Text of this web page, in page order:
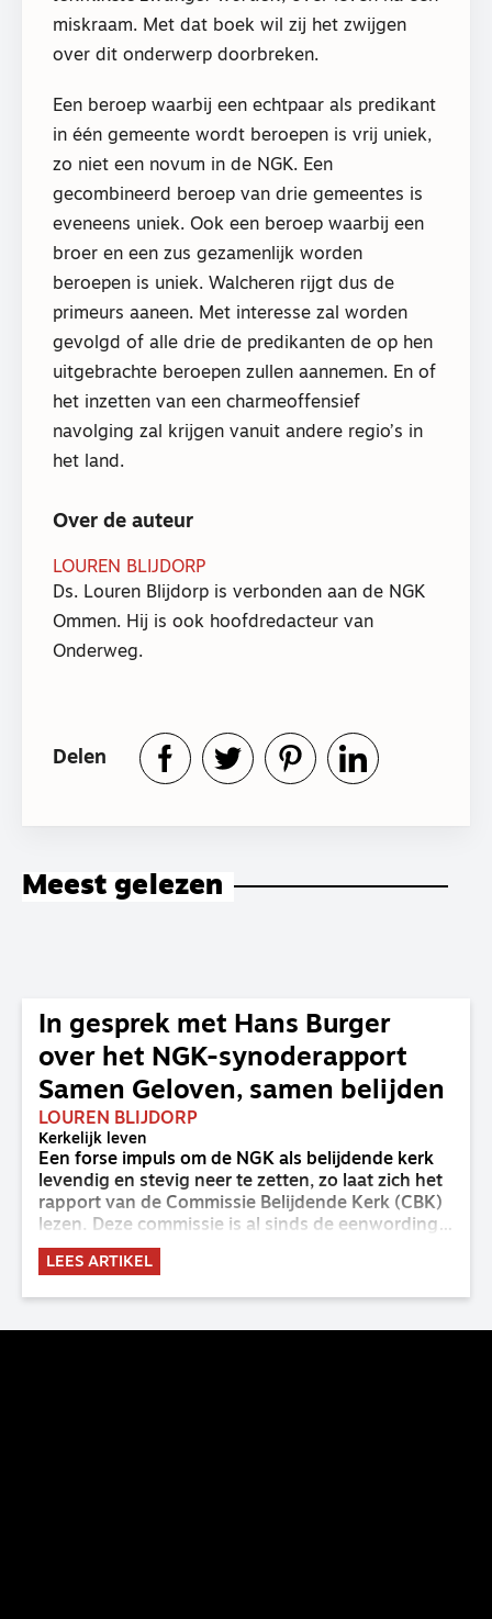
miskraam. Met dat boek wil zij het zwijgen
over dit onderwerp doorbreken.
Een beroep waarbij een echtpaar als predikant
in één gemeente wordt beroepen is vrij uniek,
zo niet een novum in de NGK. Een
gecombineerd beroep van drie gemeentes is
eveneens uniek. Ook een beroep waarbij een
broer en een zus gezamenlijk worden
beroepen is uniek. Walcheren rijgt dus de
primeurs aaneen. Met interesse zal worden
gevolgd of alle drie de predikanten de op hen
uitgebrachte beroepen zullen aannemen. En of
het inzetten van een charmeoffensief
navolging zal krijgen vanuit andere regio’s in
het land.
Over de auteur
LOUREN BLIJDORP
Ds. Louren Blijdorp is verbonden aan de NGK
Ommen. Hij is ook hoofdredacteur van
Onderweg.
Delen
Meest gelezen
In gesprek met Hans Burger
over het NGK-synoderapport
Samen Geloven, samen belijden
LOUREN BLIJDORP
Kerkelijk leven
Een forse impuls om de NGK als belijdende kerk
levendig en stevig neer te zetten, zo laat zich het
rapport van de Commissie Belijdende Kerk (CBK)
lezen. Deze commissie is al sinds de eenwording
van de GKv en NGK actief en kreeg van de
synode van Deventer in 2023 de opdracht om
belijdenis en bij te dragen aan de verlevendiging
LEES ARTIKEL